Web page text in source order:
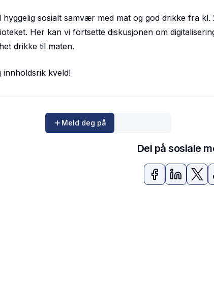
sosialt samvær med mat og god drikke fra kl.
Her kan vi fortsette diskusjonen om
drikke til maten.
innholdsrik kveld!
Meld deg på
Del på sosiale